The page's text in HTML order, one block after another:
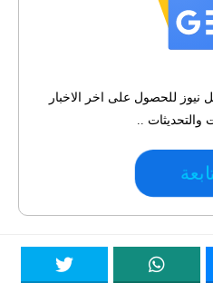
نيوز للحصول على اخر الاخبار
والتحديثات ..